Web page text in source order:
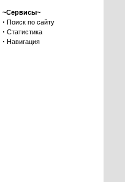
~Сервисы~
· Поиск по сайту
· Статистика
· Навигация